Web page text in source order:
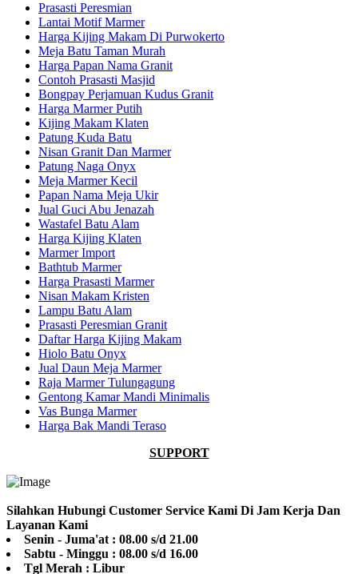
Prasasti Peresmian
Lantai Motif Marmer
Harga Kijing Makam Di Purwokerto
Meja Batu Taman Murah
Harga Papan Nama Granit
Contoh Prasasti Masjid
Bongpay Perjamuan Kudus Granit
Harga Marmer Putih
Kijing Makam Klaten
Patung Kuda Batu
Nisan Granit Dan Marmer
Patung Naga Onyx
Meja Marmer Kecil
Papan Nama Meja Ukir
Jual Guci Abu Jenazah
Wastafel Batu Alam
Harga Kijing Klaten
Marmer Import
Bathtub Marmer
Harga Prasasti Marmer
Nisan Makam Kristen
Lampu Batu Alam
Prasasti Peresmian Granit
Daftar Harga Kijing Makam
Hiolo Batu Onyx
Jual Daun Meja Marmer
Raja Marmer Tulungagung
Gentong Kamar Mandi Minimalis
Vas Bunga Marmer
Harga Bak Mandi Teraso
SUPPORT
Silahkan Hubungi Customer Service Kami Di Jam Kerja Dan
Layanan Kami
Senin - Juma'at : 08.00 s/d 21.00
Sabtu - Minggu : 08.00 s/d 16.00
Tgl Merah : Libur